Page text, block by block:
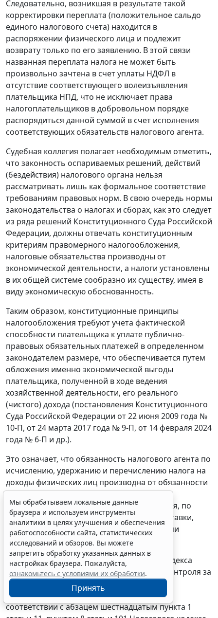
Следовательно, возникшая в результате такой
корректировки переплата (положительное сальдо
единого налогового счета) находится в
распоряжении физического лица и подлежит
возврату только по его заявлению. В этой связи
названная переплата налога не может быть
произвольно зачтена в счет уплаты НДФЛ в
отсутствие соответствующего волеизъявления
плательщика НПД, что не исключает права
налогоплательщиков в добровольном порядке
распорядиться данной суммой в счет исполнения
соответствующих обязательств налогового агента.
Судебная коллегия полагает необходимым отметить,
что законность оспариваемых решений, действий
(бездействия) налогового органа нельзя
рассматривать лишь как формальное соответствие
требованиям правовых норм. В свою очередь нормы
законодательства о налогах и сборах, как это следует
из ряда решений Конституционного Суда Российской
Федерации, должны отвечать конституционным
критериям правомерного налогообложения,
налоговые обязательства производны от
экономической деятельности, а налоги установлены
в их общей системе сообразно их существу, имея в
виду экономическую обоснованность.
Таким образом, конституционные принципы
налогообложения требуют учета фактической
способности плательщика к уплате публично-
правовых обязательных платежей в определенном
законодателем размере, что обеспечивается путем
обложения именно экономической выгоды
плательщика, полученной в ходе ведения
хозяйственной деятельности, его реального
(чистого) дохода (постановления Конституционного
Суда Российской Федерации от 22 июня 2009 года №
10-П, от 24 марта 2017 года № 9-П, от 14 февраля 2024
года № 6-П и др.).
Это означает, что обязанность налогового агента по
исчислению, удержанию и перечислению налога на
доходы физических лиц производна от обязанности
налогоплательщика – получателя дохода,
признаваемого объектом налогообложения, по
уплате налога с применением налоговой ставки,
установленной соответствующими нормами
Налогового кодекса.
Согласно пункту 2 статьи 87 Налогового кодекса
налоговые проверки проводятся в целях контроля за
соблюдением налогоплательщиком
законодательства о налогах и сборах и в
соответствии с абзацем шестнадцатым пункта 1
Мы обрабатываем локальные данные
браузера и используем инструменты
аналитики в целях улучшения и обеспечения
работоспособности сайта, статистических
исследований и обзоров. Вы можете
запретить обработку указанных данных в
настройках браузера. Пожалуйста,
ознакомьтесь с условиями их обработки.
Принять